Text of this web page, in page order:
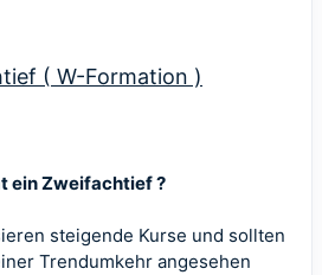
( W-Formation )
ein Zweifachtief ?
steigende Kurse und sollten
Trendumkehr angesehen